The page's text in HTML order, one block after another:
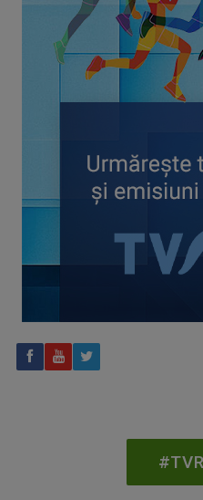
Spectacol total la TVR:
CONCACAF respinge planul